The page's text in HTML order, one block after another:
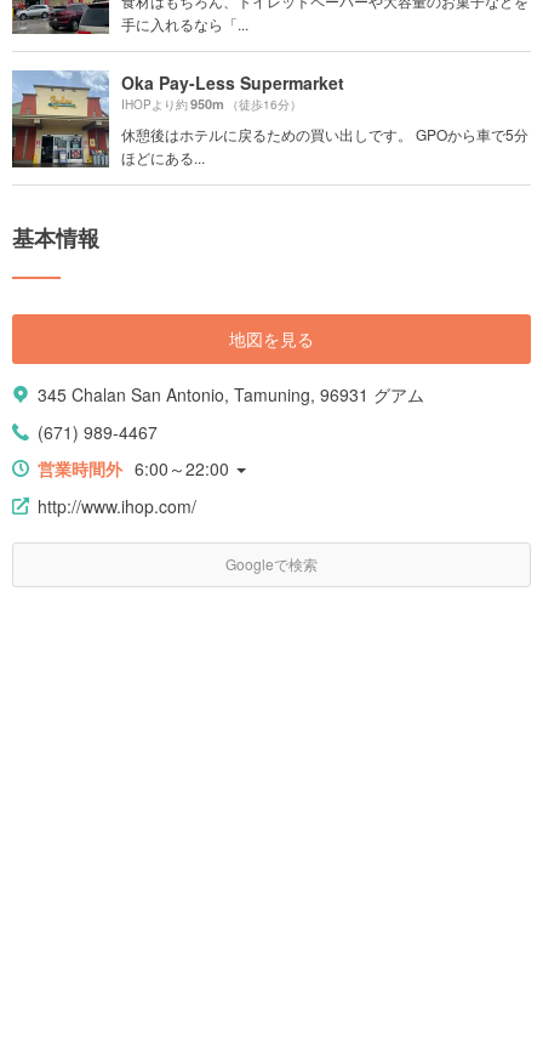
手に入れるなら「...
Oka Pay-Less Supermarket
IHOPより約950m （徒歩16分）
休憩後はホテルに戻るための買い出しです。 GPOから車で5分
ほどにある...
基本情報
地図を見る
345 Chalan San Antonio, Tamuning, 96931 グアム
(671) 989-4467
営業時間外 6:00～22:00
http://www.ihop.com/
Googleで検索